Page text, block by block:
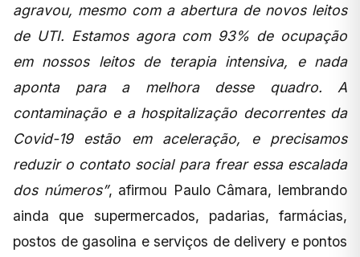
agravou, mesmo com a abertura de novos leitos
de UTI. Estamos agora com 93% de ocupação
em nossos leitos de terapia intensiva, e nada
aponta para a melhora desse quadro. A
contaminação e a hospitalização decorrentes da
Covid-19 estão em aceleração, e precisamos
reduzir o contato social para frear essa escalada
dos números”, afirmou Paulo Câmara, lembrando
ainda que supermercados, padarias, farmácias,
postos de gasolina e serviços de delivery e pontos